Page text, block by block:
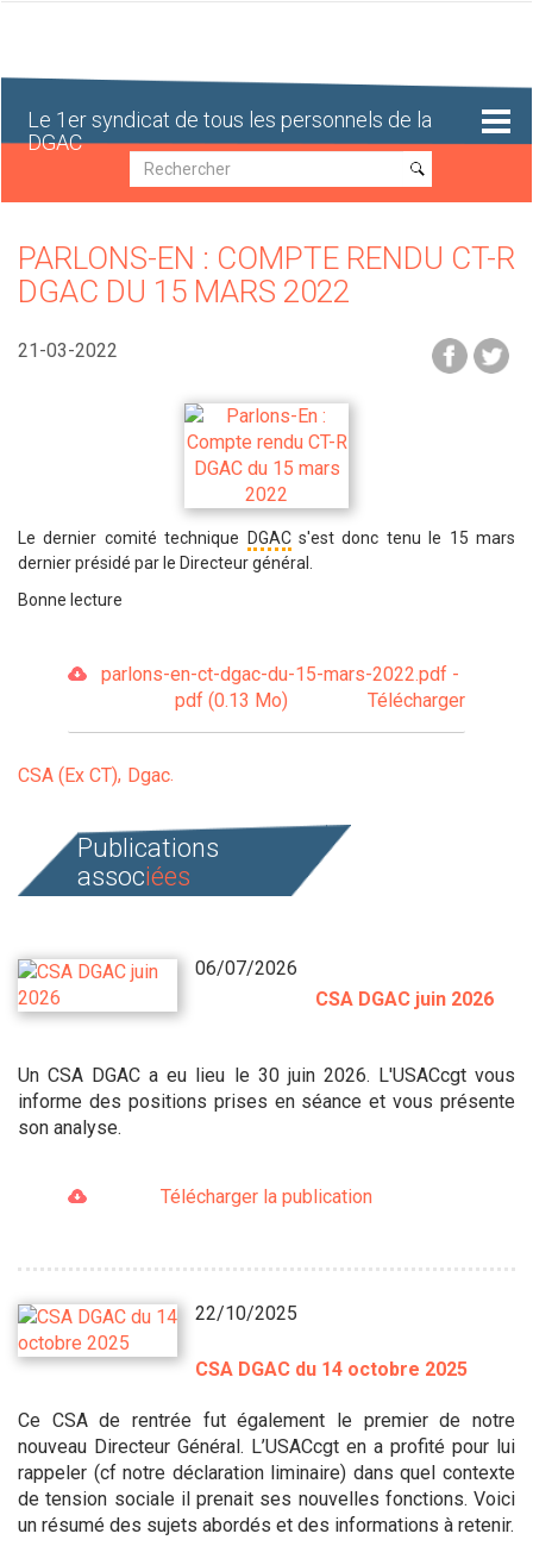
Le 1er syndicat de tous les personnels de la
DGAC
Recherche
Recherche
PARLONS-EN : COMPTE RENDU CT-R
DGAC DU 15 MARS 2022
21-03-2022
Le dernier comité technique DGACs'est donc tenu le 15 mars
dernier présidé par le Directeur général.
Bonne lecture
parlons-en-ct-dgac-du-15-mars-2022.pdf -
pdf (0.13 Mo)
Télécharger
CSA (Ex CT) Dgac
Publications
associées
06/07/2026
CSA DGAC juin 2026
Un CSA DGAC a eu lieu le 30 juin 2026. L'USACcgt vous
informe des positions prises en séance et vous présente
son analyse.
Télécharger la publication
22/10/2025
CSA DGAC du 14 octobre 2025
Ce CSA de rentrée fut également le premier de notre
nouveau Directeur Général. L’USACcgt en a profité pour lui
rappeler (cf notre déclaration liminaire) dans quel contexte
de tension sociale il prenait ses nouvelles fonctions. Voici
un résumé des sujets abordés et des informations à retenir.